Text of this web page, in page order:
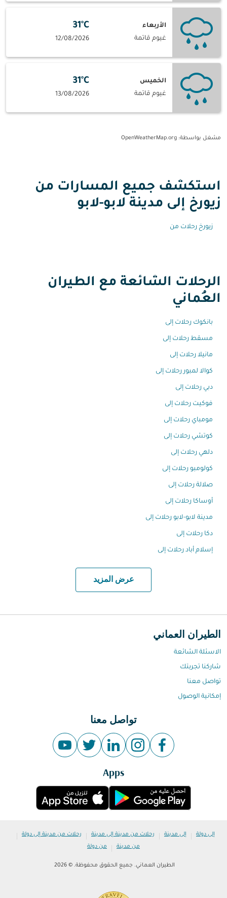
الأربعاء
غيوم قاتمة
31°C
12/08/2026
الخميس
غيوم قاتمة
31°C
13/08/2026
مشغل بواسطة: OpenWeatherMap.org
استكشف جميع المسارات من
زيورخ إلى مدينة لابو-لابو
زيورخ رحلات من
الرحلات الشائعة مع الطيران
العُماني
بانكوك رحلات إلى
مسقط رحلات إلى
مانيلا رحلات إلى
كوالا لمبور رحلات إلى
دبي رحلات إلى
فوكيت رحلات إلى
مومباي رحلات إلى
كوتشي رحلات إلى
دلهي رحلات إلى
كولومبو رحلات إلى
صلالة رحلات إلى
أوساكا رحلات إلى
مدينة لابو-لابو رحلات إلى
دكا رحلات إلى
إسلام أباد رحلات إلى
عرض المزيد
الطيران العماني
الاسئلة الشائعة
شاركنا تجربتك
تواصل معنا
إمكانية الوصول
تواصل معنا
Apps
إلى دولة | إلى مدينة | رحلات من مدينة إلى مدينة | رحلات من مدينة إلى دولة |
من مدينة | من دولة
الطيران العماني. جميع الحقوق محفوظة. © 2026